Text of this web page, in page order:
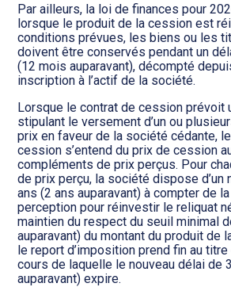
Par ailleurs, la loi de finances pour
lorsque le produit de la cession est
conditions prévues, les biens ou les
doivent être conservés pendant un
(12 mois auparavant), décompté
inscription à l’actif de la société.
Lorsque le contrat de cession prévoit
stipulant le versement d’un ou
prix en faveur de la société cédante,
cession s’entend du prix de cession
compléments de prix perçus. Pour
de prix perçu, la société dispose d’un
ans (2 ans auparavant) à compter de
perception pour réinvestir le reliquat
maintien du respect du seuil minimal
auparavant) du montant du produit de
le report d’imposition prend fin au titre
cours de laquelle le nouveau délai de
auparavant) expire.